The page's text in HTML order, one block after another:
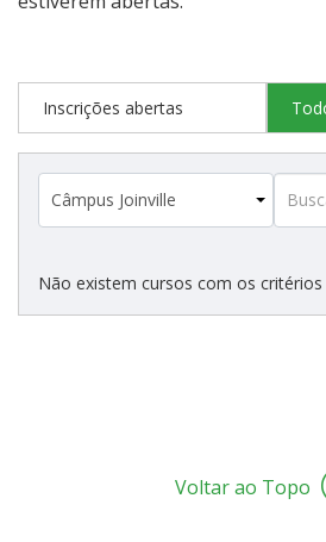
Cadastro de interesse
Inscrições abertas
Não existem cursos com os critérios
Voltar ao Topo